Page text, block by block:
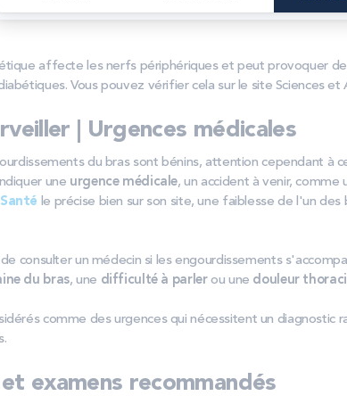
: un engourdissement qui, dans les cas
affecte les nerfs périphériques et peut provoquer
Vous pouvez vérifier cela sur le site Sciences et
| Urgences médicales
du bras sont bénins, attention cependant à
une urgence médicale, un accident à venir, comme
le précise bien sur son site, une faiblesse de l'un des
consulter un médecin si les engourdissements
du bras, une difficulté à parlerou une douleur
comme des urgences qui nécessitent un diagnostic
examens recommandés